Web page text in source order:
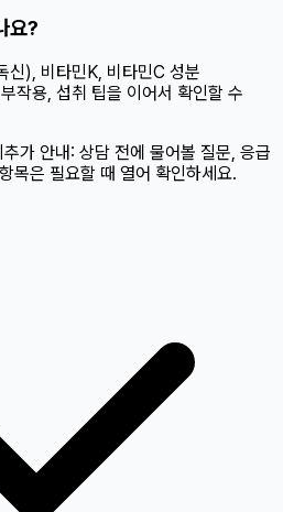
요?
), 비타민K, 비타민C 성분
작용, 섭취 팁을 이어서 확인할 수
추가 안내: 상담 전에 물어볼 질문, 응급
목은 필요할 때 열어 확인하세요.